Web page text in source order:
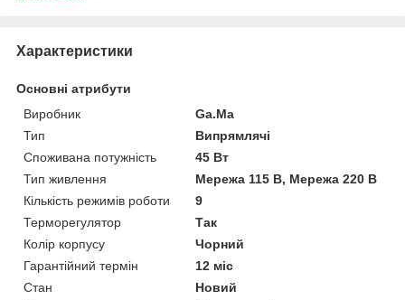
Характеристики
Основні атрибути
Виробник
Ga.Ma
Тип
Випрямлячі
Споживана потужність
45 Вт
Тип живлення
Мережа 115 В, Мережа 220 В
Кількість режимів роботи
9
Терморегулятор
Так
Колір корпусу
Чорний
Гарантійний термін
12 міс
Стан
Новий